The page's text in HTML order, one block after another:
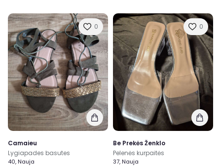
0
Camaieu
Lygiapades basutes
40, Nauja
0
Be Prekės Ženklo
Pelenės kurpaitės
37, Nauja